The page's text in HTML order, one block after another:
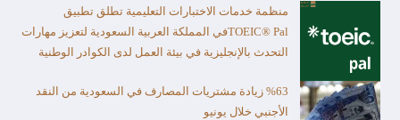
منظمة خدمات الاختبارات التعليمية تطلق تطبيق
TOEIC® Palفي المملكة العربية السعودية لتعزيز مهارات
التحدث بالإنجليزية في بيئة العمل لدى الكوادر الوطنية
%63 زيادة مشتريات المصارف في السعودية من النقد
الأجنبي خلال يونيو